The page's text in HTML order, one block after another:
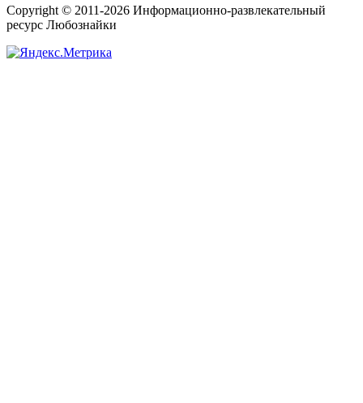
Copyright © 2011-2026 Информационно-развлекательный
ресурс Любознайки